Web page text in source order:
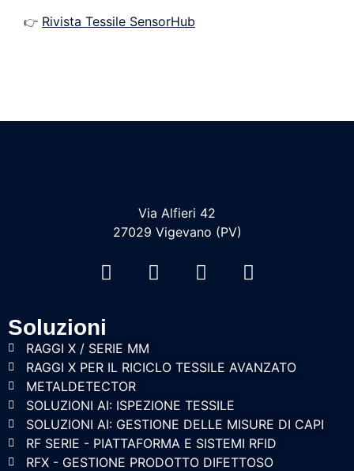
👉 Rivista Tessile SensorHub
Via Alfieri 42
27029 Vigevano (PV)
Soluzioni
RAGGI X / SERIE MM
RAGGI X PER IL RICICLO TESSILE AVANZATO
METALDETECTOR
SOLUZIONI AI: ISPEZIONE TESSILE
SOLUZIONI AI: GESTIONE DELLE MISURE DI CAPI
RF SERIE - PIATTAFORMA E SISTEMI RFID
RFX - GESTIONE PRODOTTO DIFETTOSO